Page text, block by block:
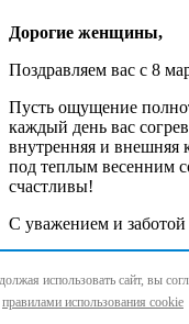
Дорогие женщины,
Поздравляем вас с 8
Пусть ощущение
каждый день вас
внутренняя и внешняя
под теплым весенним
счастливы!
С уважением и
Как нас найти
использовать сайт, вы
правилами использования cookie